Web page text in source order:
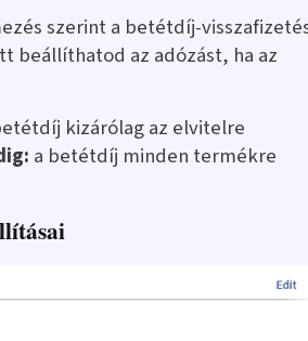
szerint a betétdíj-
beállíthatod az adózást, ha az
kizárólag az elvitelre
a betétdíj minden termékre